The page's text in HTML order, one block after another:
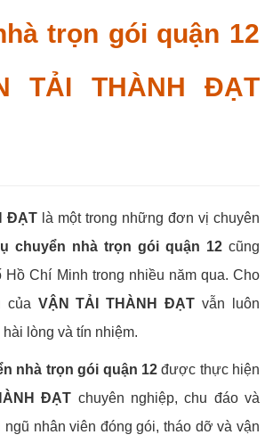
trọn gói quận 12
TẢI THÀNH ĐẠT
ĐẠT là một trong những đơn vị chuyên
chuyển nhà trọn gói quận 12 cũng
Hồ Chí Minh trong nhiều năm qua. Cho
của VẬN TẢI THÀNH ĐẠT vẫn luôn
lòng và tín nhiệm.
nhà trọn gói quận 12được thực hiện
ĐẠT chuyên nghiệp, chu đáo và
nhân viên đóng gói, tháo dỡ và vận